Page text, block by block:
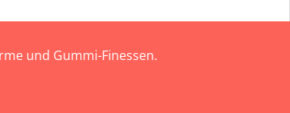
und Gummi-Finessen.